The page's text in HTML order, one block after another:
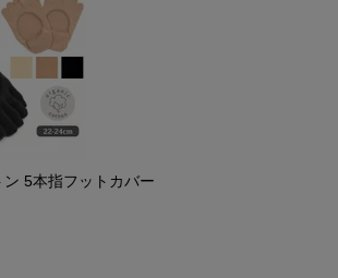
5本指フットカバー